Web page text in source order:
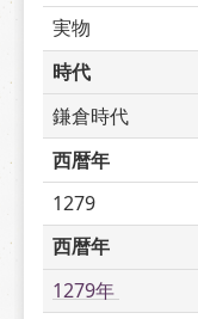
実物
時代
鎌倉時代
西暦年
1279
西暦年
1279年